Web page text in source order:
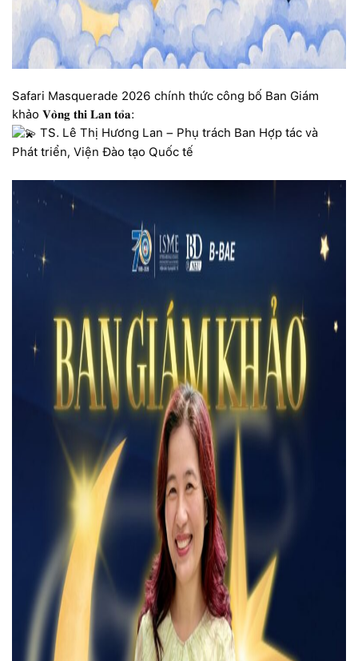
Safari Masquerade 2026 chính thức công bố Ban Giám
khảo 𝐕𝐨̀𝐧𝐠 𝐭𝐡𝐢 𝐋𝐚𝐧 𝐭𝐨̉𝐚:
TS. Lê Thị Hương Lan – Phụ trách Ban Hợp tác và
Phát triển, Viện Đào tạo Quốc tế